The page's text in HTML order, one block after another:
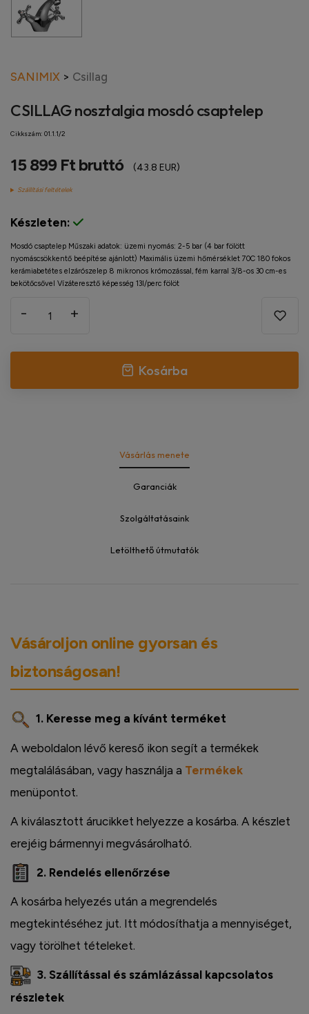
SANIMIX > Csillag
CSILLAG nosztalgia mosdó csaptelep
Cikkszám: 01.1.1/2
15 899 Ft bruttó (43.8 EUR)
Szállítási feltételek
Készleten:
Mosdó csaptelep Műszaki adatok: üzemi nyomás: 2-5 bar (4 bar fölött
nyomáscsökkentő beépítése ajánlott) Maximális üzemi hőmérséklet 70C 180 fokos
kerámiabetétes elzárószelep 8 mikronos krómozással, fém karral 3/8-os 30 cm-es
bekötőcsővel Vízáteresztő képesség 13l/perc fölöt
- +
Kosárba
Vásárlás menete
Garanciák
Szolgáltatásaink
Letölthető útmutatók
Vásároljon online gyorsan és
biztonságosan!
1. Keresse meg a kívánt terméket
A weboldalon lévő kereső ikon segít a termékek
megtalálásában, vagy használja a Termékek
menüpontot.
A kiválasztott árucikket helyezze a kosárba. A készlet
erejéig bármennyi megvásárolható.
2. Rendelés ellenőrzése
A kosárba helyezés után a megrendelés
megtekintéséhez jut. Itt módosíthatja a mennyiséget,
vagy törölhet tételeket.
3. Szállítással és számlázással kapcsolatos
részletek